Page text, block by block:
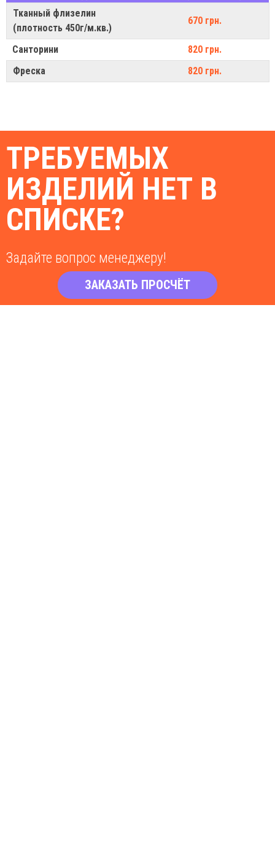
Тканный флизелин
(плотность 450г/м.кв.)
670 грн.
Санторини
820 грн.
Фреска
820 грн.
ТРЕБУЕМЫХ
ИЗДЕЛИЙ НЕТ В
СПИСКЕ?
Задайте вопрос менеджеру!
ЗАКАЗАТЬ ПРОСЧЁТ